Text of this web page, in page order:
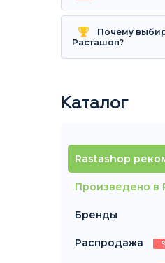
Почему
Расташоп?
Каталог
Rastashop
Произведено в
Бренды
Распродажа